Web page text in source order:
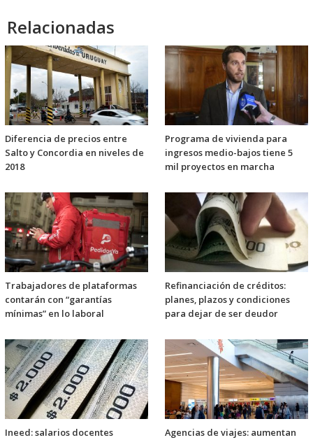
Relacionadas
Diferencia de precios entre
Salto y Concordia en niveles de
2018
Programa de vivienda para
ingresos medio-bajos tiene 5
mil proyectos en marcha
Trabajadores de plataformas
contarán con “garantías
mínimas” en lo laboral
Refinanciación de créditos:
planes, plazos y condiciones
para dejar de ser deudor
Ineed: salarios docentes
Agencias de viajes: aumentan